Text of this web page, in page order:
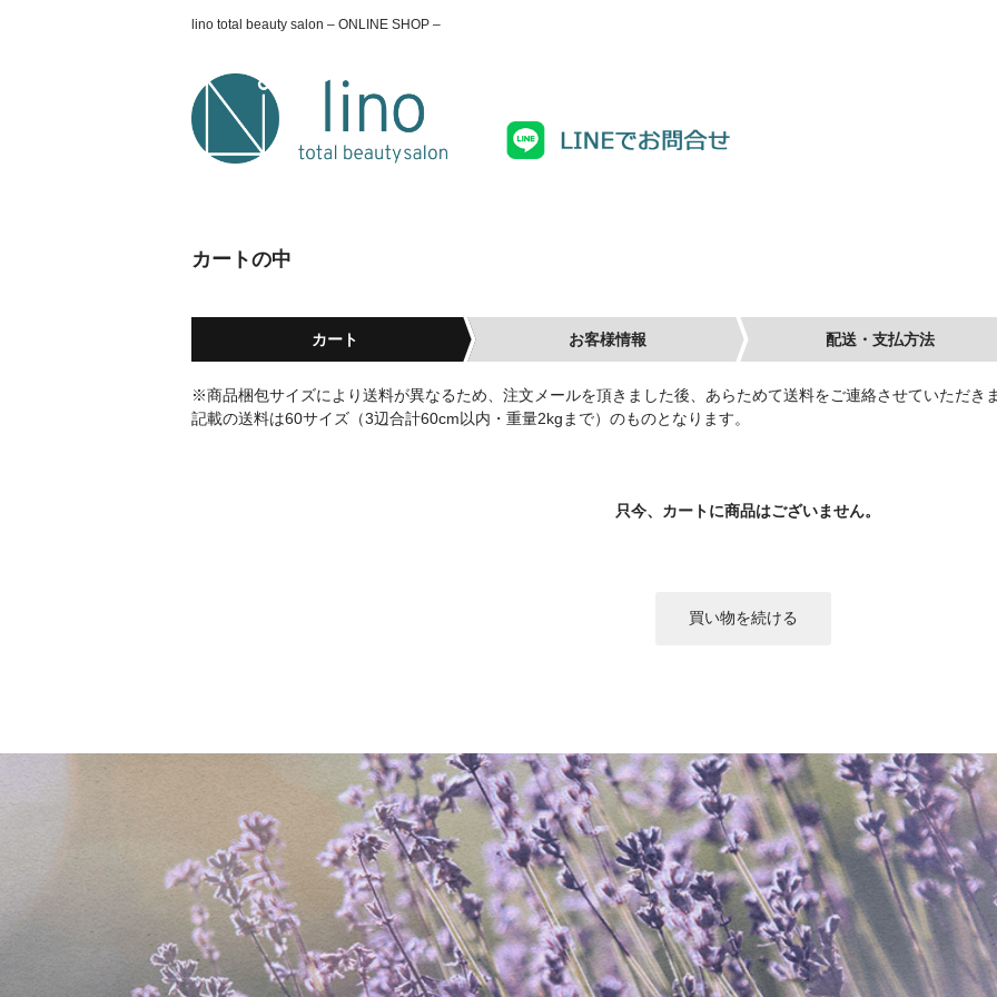
lino total beauty salon – ONLINE SHOP –
カートの中
カート お客様情報 配送・支払方法
※商品梱包サイズにより送料が異なるため、注文メールを頂きました後、あらためて送料をご連絡させていただきま
記載の送料は60サイズ（3辺合計60cm以内・重量2kgまで）のものとなります。
只今、カートに商品はございません。